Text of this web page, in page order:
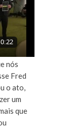
nós
Fred
o ato,
um
que